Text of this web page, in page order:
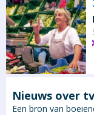
Nieuws over
Een bron van